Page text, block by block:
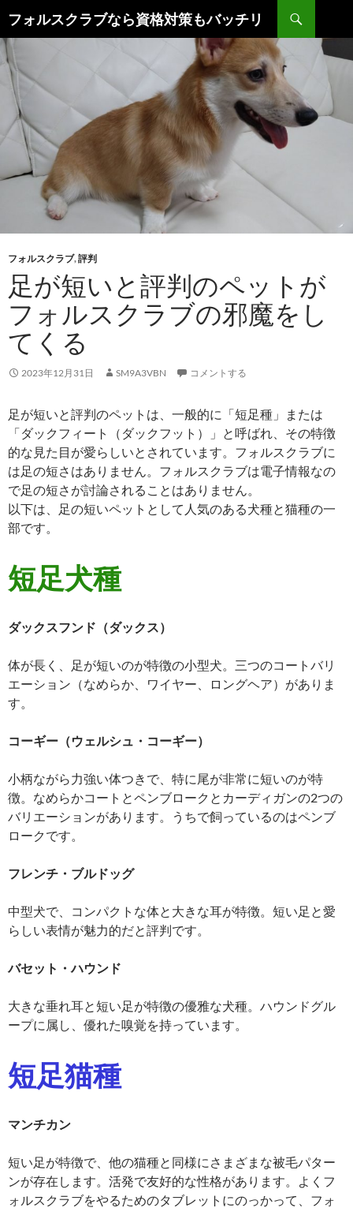
ン
テ
ン
ツ
ス
キ
プ
フォルスクラブなら資格対策もバッチリ
索
フォルスクラブ,評判
足が短いと評判のペットが
フォルスクラブの邪魔をし
てくる
2023年12月31日 SM9A3VBN コメントする
足が短いと評判のペットは、一般的に「短足種」または
「ダックフィート（ダックフット）」と呼ばれ、その特徴
的な見た目が愛らしいとされています。フォルスクラブに
は足の短さはありません。フォルスクラブは電子情報なの
で足の短さが討論されることはありません。
以下は、足の短いペットとして人気のある犬種と猫種の一
部です。
短足犬種
ダックスフンド（ダックス）
体が長く、足が短いのが特徴の小型犬。三つのコートバリ
エーション（なめらか、ワイヤー、ロングヘア）がありま
す。
コーギー（ウェルシュ・コーギー）
小柄ながら力強い体つきで、特に尾が非常に短いのが特
徴。なめらかコートとペンブロークとカーディガンの2つの
バリエーションがあります。うちで飼っているのはペンブ
ロークです。
フレンチ・ブルドッグ
中型犬で、コンパクトな体と大きな耳が特徴。短い足と愛
らしい表情が魅力的だと評判です。
バセット・ハウンド
大きな垂れ耳と短い足が特徴の優雅な犬種。ハウンドグル
ープに属し、優れた嗅覚を持っています。
短足猫種
マンチカン
短い足が特徴で、他の猫種と同様にさまざまな被毛パター
ンが存在します。活発で友好的な性格があります。よくフ
ォルスクラブをやるためのタブレットにのっかって、フォ